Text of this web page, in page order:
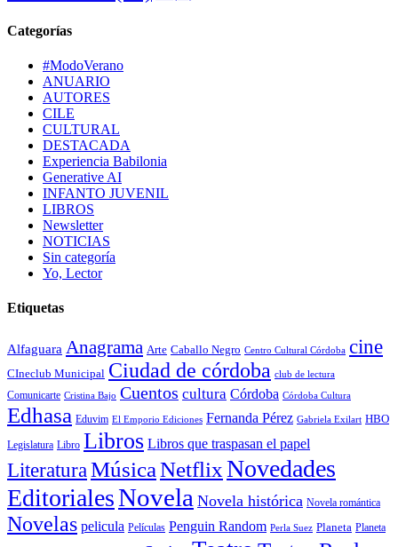
Categorías
#ModoVerano
ANUARIO
AUTORES
CILE
CULTURAL
DESTACADA
Experiencia Babilonia
Generative AI
INFANTO JUVENIL
LIBROS
Newsletter
NOTICIAS
Sin categoría
Yo, Lector
Etiquetas
Alfaguara Anagrama Arte Caballo Negro Centro Cultural Córdoba cine
CIneclub Municipal Ciudad de córdoba club de lectura
Comunicarte Cristina Bajo Cuentos cultura Córdoba Córdoba Cultura
Edhasa Eduvim El Emporio Ediciones Fernanda Pérez Gabriela Exilart HBO
Legislatura Libro Libros Libros que traspasan el papel
LiteraturaMúsicaNetflixNovedades
EditorialesNovela Novela histórica Novela romántica
Novelas pelicula Películas Penguin Random Perla Suez Planeta Planeta